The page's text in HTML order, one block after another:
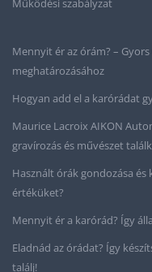
Működési szabályzat
Mennyit ér az órám? –
meghatározásához
Hogyan add el a karórádat
Maurice Lacroix AIKON
gravírozás és művészet
Használt órák gondozása
értéküket?
Mennyit ér a karórád? Így
Eladnád az órádat? Így
találj!